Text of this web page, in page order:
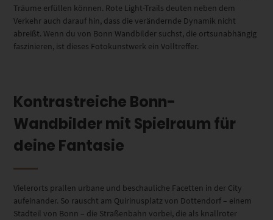
Träume erfüllen können. Rote Light-Trails deuten neben dem
Verkehr auch darauf hin, dass die verändernde Dynamik nicht
abreißt. Wenn du von Bonn Wandbilder suchst, die ortsunabhängig
faszinieren, ist dieses Fotokunstwerk ein Volltreffer.
Kontrastreiche Bonn-
Wandbilder mit Spielraum für
deine Fantasie
Vielerorts prallen urbane und beschauliche Facetten in der City
aufeinander. So rauscht am Quirinusplatz von Dottendorf – einem
Stadteil von Bonn – die Straßenbahn vorbei, die als knallroter